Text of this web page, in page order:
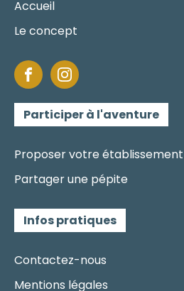
Accueil
Le concept
Participer à l'aventure
Proposer votre établissement
Partager une pépite
Infos pratiques
Contactez-nous
Mentions légales